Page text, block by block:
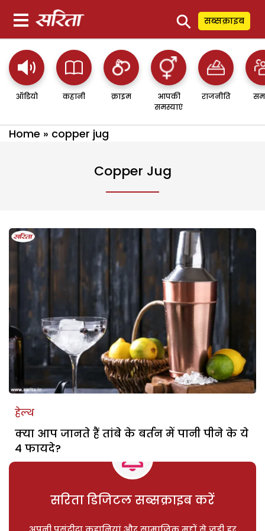
⚲ सब्सक्राइब
ऑडियो कहानी क्राइम
आपकी
समस्याएं
राजनीति
Home » copper jug
Copper Jug
हेल्थ
क्या आप जानते हैं तांबे के बर्तन में पानी पीने के ये
4 फायदे?
सरिता डिजिटल सब्सक्राइब करें